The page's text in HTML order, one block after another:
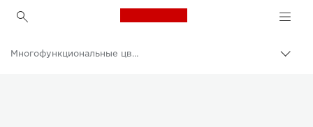
Canon Logo, back to
Многофункциональные цветные принтеры